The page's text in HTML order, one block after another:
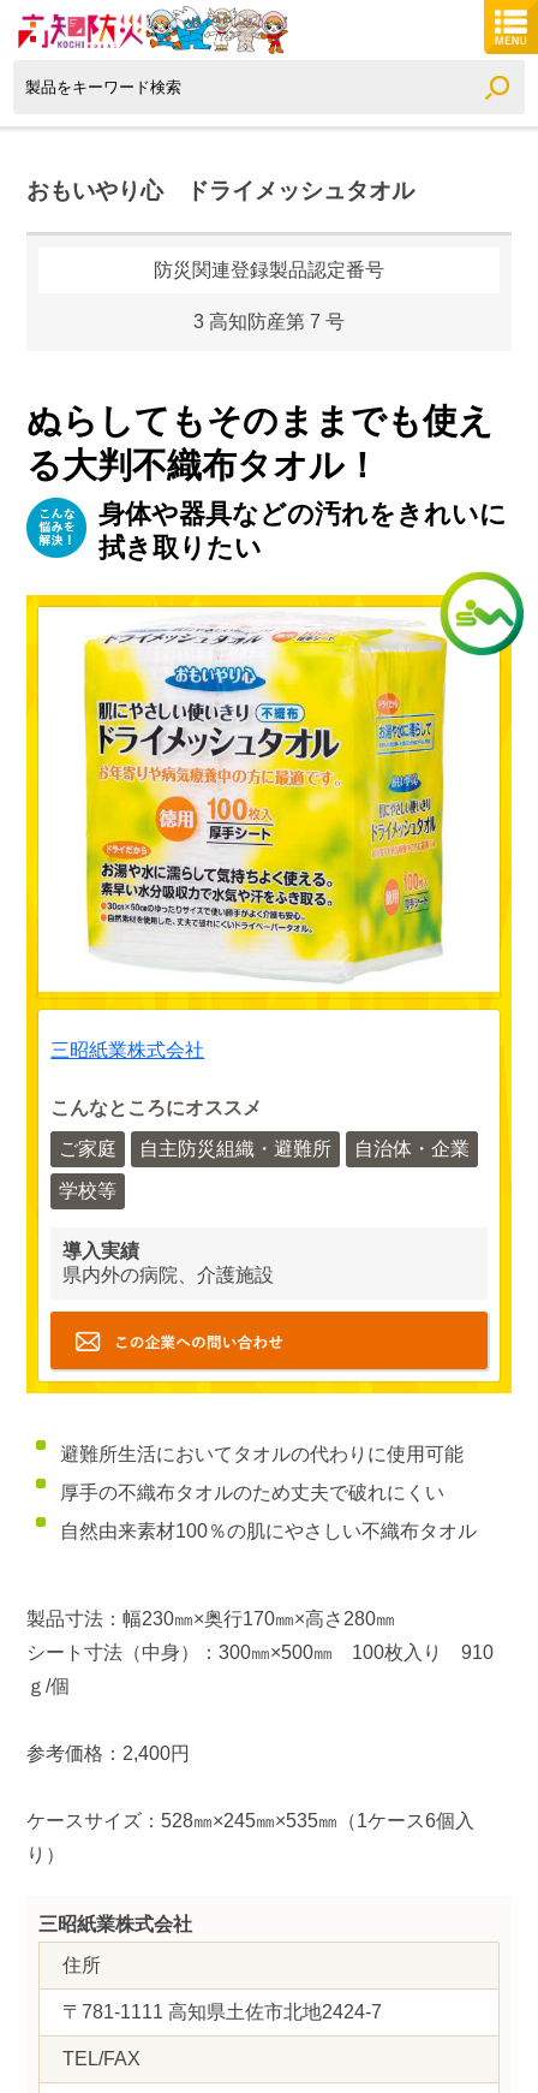
おもいやり心 ドライメッシュタオル
防災関連登録製品認定番号
3 高知防産第 7 号
ぬらしてもそのままでも使え
る大判不織布タオル！
身体や器具などの汚れをきれいに
拭き取りたい
三昭紙業株式会社
こんなところにオススメ
ご家庭
自主防災組織・避難所 自治体・企業
学校等
導入実績
県内外の病院、介護施設
避難所生活においてタオルの代わりに使用可能
厚手の不織布タオルのため丈夫で破れにくい
自然由来素材100％の肌にやさしい不織布タオル
製品寸法：幅230㎜×奥行170㎜×高さ280㎜
シート寸法（中身）：300㎜×500㎜ 100枚入り 910
ｇ/個
参考価格：2,400円
ケースサイズ：528㎜×245㎜×535㎜（1ケース6個入
り）
三昭紙業株式会社
住所
〒781-1111 高知県土佐市北地2424-7
TEL/FAX